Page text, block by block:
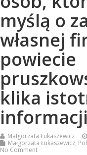
myślą o
własnej
powiecie
klika
Małgorzata Łukaszewicz
Małgorzata Łukaszewicz,
No Comment